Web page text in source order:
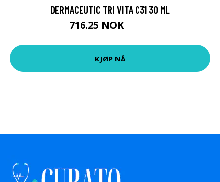
DERMACEUTIC TRI VITA C31 30 ML
716.25 NOK
KJØP NÅ